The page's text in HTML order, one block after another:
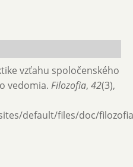
vzťahu spoločenského
vedomia. Filozofia, 42(3),
default/files/doc/